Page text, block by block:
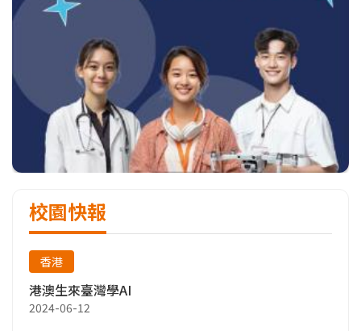
校園快報
香港
港澳生來臺灣學AI
2024-06-12